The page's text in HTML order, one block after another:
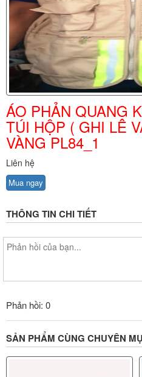
ÁO PHẢN QUANG
TÚI HỘP ( GHI LÊ
VÀNG PL84_1
Liên hệ
Mua ngay
THÔNG TIN CHI TIẾT
Phản hồi: 0
SẢN PHẨM CÙNG CHUYÊN